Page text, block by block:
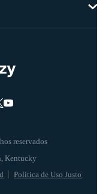
reservados
Política de Uso Justo